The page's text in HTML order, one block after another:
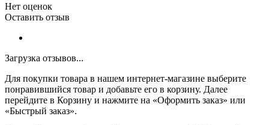
Нет оценок
Оставить отзыв
Загрузка отзывов...
Для покупки товара в нашем интернет-магазине выберите
понравившийся товар и добавьте его в корзину. Далее
перейдите в Корзину и нажмите на «Оформить заказ» или
«Быстрый заказ».